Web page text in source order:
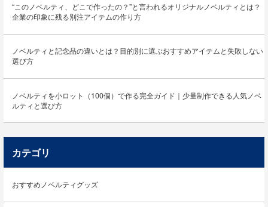
“このノベルティ、どこで作ったの？”と言われるオリジナルノベルティとは？
企業の印象に残る別注アイテムの作り方
ノベルティと記念品の違いとは？目的別に選ぶおすすめアイテムと失敗しない
選び方
ノベルティを小ロット（100個）で作る完全ガイド｜少量制作できる人気ノベ
ルティと選び方
カテゴリ
おすすめノベルティグッズ